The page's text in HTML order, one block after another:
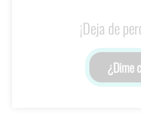
¡Deja de
¿Dime